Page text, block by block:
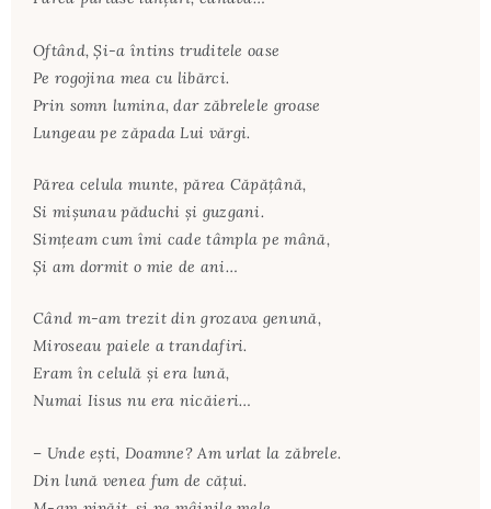
Oftând, Şi-a întins truditele oase
Pe rogojina mea cu libărci.
Prin somn lumina, dar zăbrelele groase
Lungeau pe zăpada Lui vărgi.
Părea celula munte, părea Căpăţână,
Si mişunau păduchi şi guzgani.
Simţeam cum îmi cade tâmpla pe mână,
Şi am dormit o mie de ani…
Când m-am trezit din grozava genună,
Miroseau paiele a trandafiri.
Eram în celulă şi era lună,
Numai Iisus nu era nicăieri…
– Unde eşti, Doamne? Am urlat la zăbrele.
Din lună venea fum de căţui.